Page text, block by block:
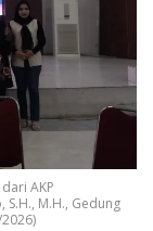
AKP
S.H., M.H., Gedung